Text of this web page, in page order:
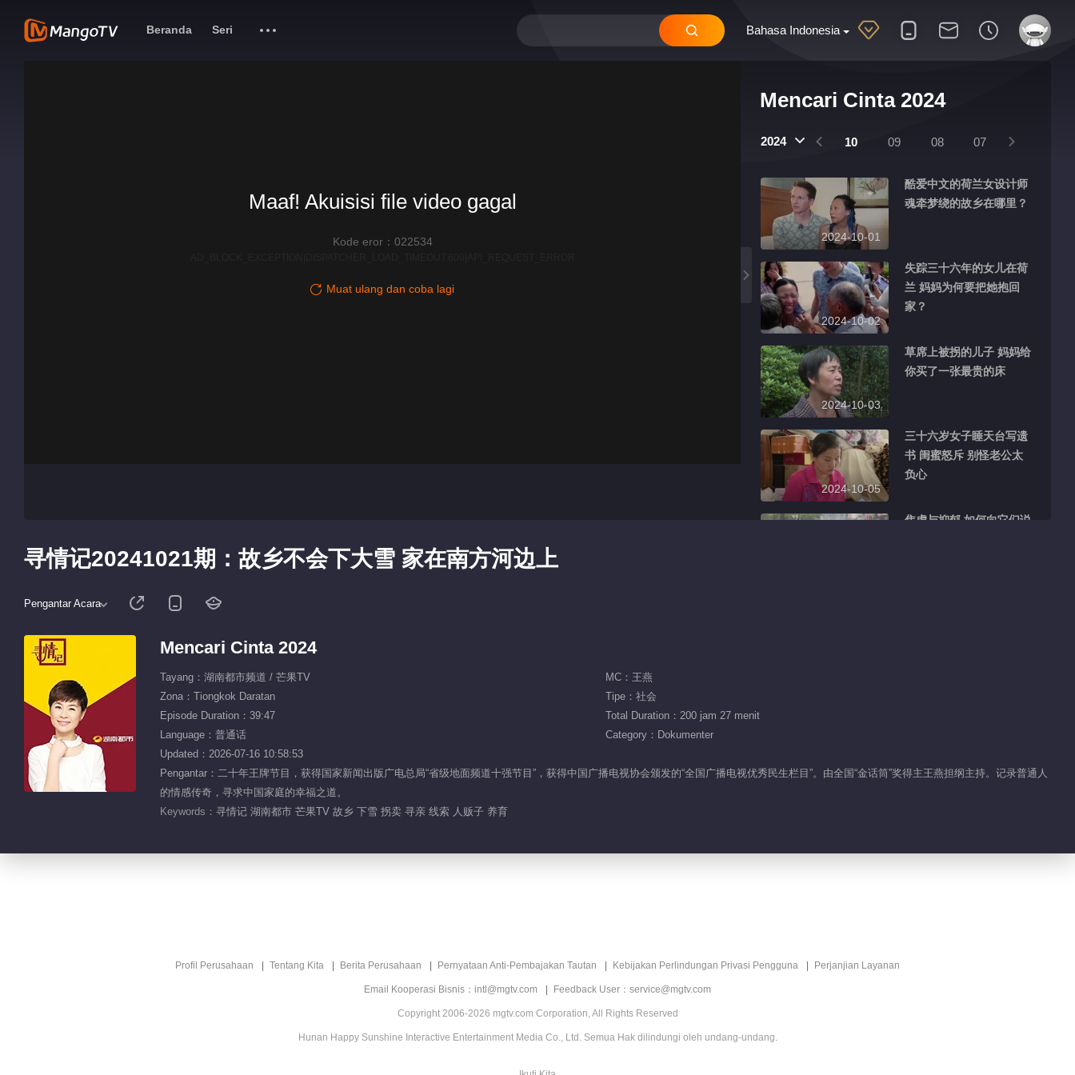
Bahasa Indonesia
Beranda Seri
Mencari Cinta 2024
2024
12 11 10 09 08 07
2024-10-01
酷爱中文的荷兰女设计师
魂牵梦绕的故乡在哪里？
2024-10-02
失踪三十六年的女儿在荷
兰 妈妈为何要把她抱回
家？
2024-10-03
草席上被拐的儿子 妈妈给
你买了一张最贵的床
2024-10-05
三十六岁女子睡天台写遗
书 闺蜜怒斥 别怪老公太
负心
焦虑与抑郁 如何向它们说
九九重阳节 寿星来聚会
金花岭上金花散 分离姐妹
Maaf! Akuisisi file video gagal
Kode eror：022534
Muat ulang dan coba lagi
寻情记20241021期：故乡不会下大雪 家在南方河边上
Pengantar Acara
Mencari Cinta 2024
Tayang：湖南都市频道 / 芒果TV
MC：王燕
Zona：Tiongkok Daratan
Tipe：社会
Episode Duration：39:47
Total Duration：200 jam 27 menit
Language：普通话
Category：Dokumenter
Updated：2026-07-16 10:58:53
Pengantar：二十年王牌节目，获得国家新闻出版广电总局“省级地面频道十强节目”，获得中国广播电视协会颁发的“全国广播电视优秀民生栏目”。由全国“金话筒”奖得主王燕担纲主持。记录普通人
的情感传奇，寻求中国家庭的幸福之道。
Keywords： 寻情记 湖南都市 芒果TV 故乡 下雪 拐卖 寻亲 线索 人贩子 养育
Profil Perusahaan Tentang Kita Berita Perusahaan Pernyataan Anti-Pembajakan Tautan Kebijakan Perlindungan Privasi Pengguna Perjanjian Layanan
Email Kooperasi Bisnis：intl@mgtv.com Feedback User：service@mgtv.com
Copyright 2006-2026 mgtv.com Corporation, All Rights Reserved
Hunan Happy Sunshine Interactive Entertainment Media Co., Ltd. Semua Hak dilindungi oleh undang-undang.